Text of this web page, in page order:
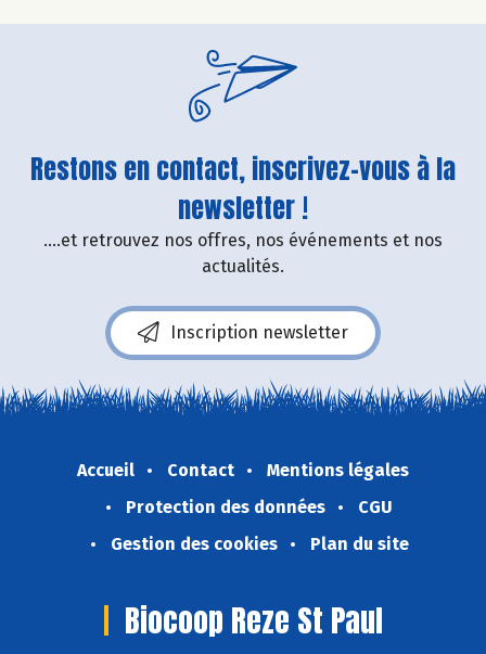
Restons en contact, inscrivez-vous à la
newsletter !
....et retrouvez nos offres, nos événements et nos
actualités.
Inscription newsletter
Accueil Contact
Mentions légales
Protection des données
CGU
Gestion des cookies
Plan du site
Biocoop Reze St Paul